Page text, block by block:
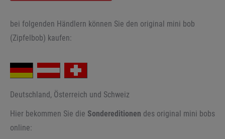
bei folgenden Händlern können Sie den original mini bob
(Zipfelbob) kaufen:
Deutschland, Österreich und Schweiz
Hier bekommen Sie die Sondereditionen des original mini bobs
online: